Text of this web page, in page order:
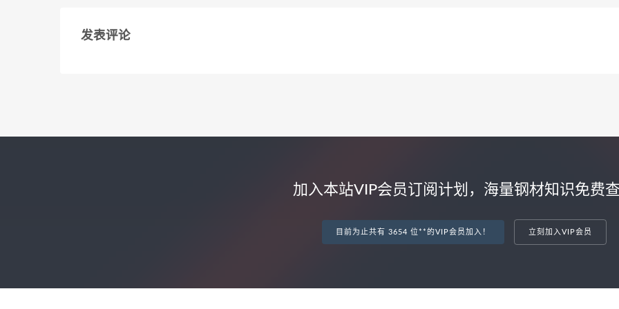
发表评论
加入本站VIP会员订阅计划，海量钢材知识免费
目前为止共有 3654 位**的VIP会员加入！ 立刻加入VIP会员